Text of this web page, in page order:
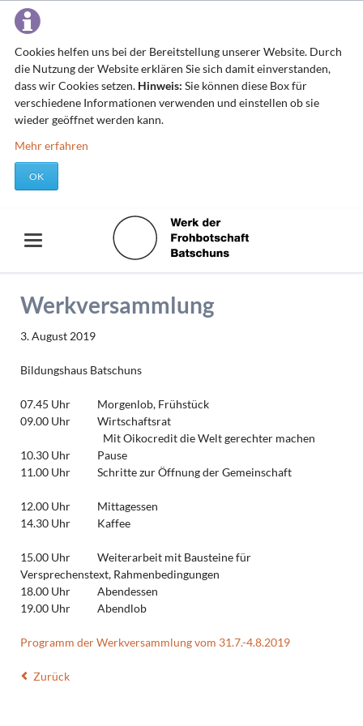
Cookies helfen uns bei der Bereitstellung unserer Website. Durch
die Nutzung der Website erklären Sie sich damit einverstanden,
dass wir Cookies setzen. Hinweis: Sie können diese Box für
verschiedene Informationen verwenden und einstellen ob sie
wieder geöffnet werden kann.
Mehr erfahren
OK
Werkversammlung
3. August 2019
Bildungshaus Batschuns
07.45 Uhr Morgenlob, Frühstück
09.00 Uhr Wirtschaftsrat
Mit Oikocredit die Welt gerechter machen
10.30 Uhr Pause
11.00 Uhr Schritte zur Öffnung der Gemeinschaft
12.00 Uhr Mittagessen
14.30 Uhr Kaffee
15.00 Uhr Weiterarbeit mit Bausteine für
Versprechenstext, Rahmenbedingungen
18.00 Uhr Abendessen
19.00 Uhr Abendlob
Programm der Werkversammlung vom 31.7.-4.8.2019
Zurück